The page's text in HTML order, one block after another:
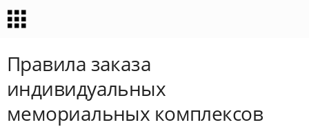
Правила заказа
индивидуальных
мемориальных комплексов